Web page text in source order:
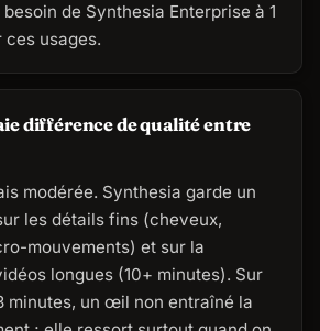
de Synthesia Enterprise à 1
usages.
différence de qualité entre
modérée. Synthesia garde un
les détails fins (cheveux,
mouvements) et sur la
longues (10+ minutes). Sur
minutes, un œil non entraîné la